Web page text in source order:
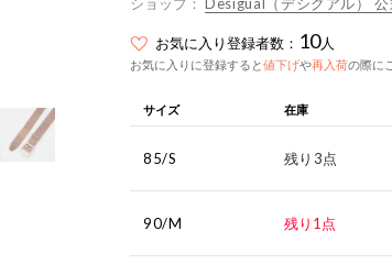
お気に入り登録者数： 10人
お気に入りに登録すると値下げや再入荷の際に
サイズ 在庫
85/S 残り3点
90/M 残り1点